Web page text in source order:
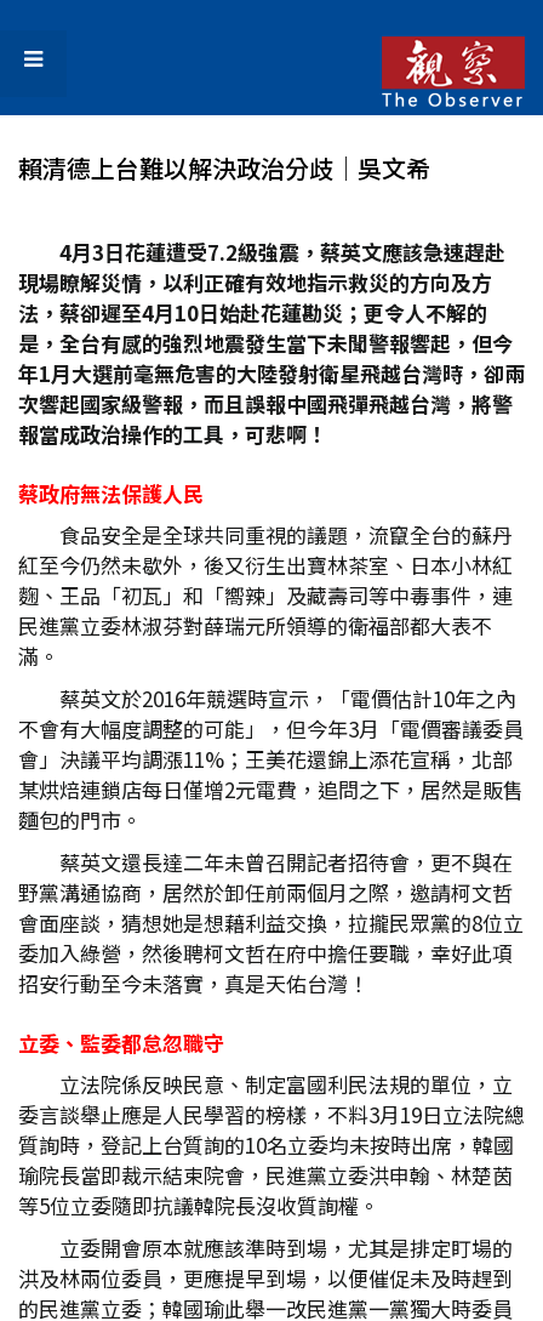
賴清德上台難以解決政治分歧│吳文希
4月3日花蓮遭受7.2級強震，蔡英文應該急速趕赴
現場瞭解災情，以利正確有效地指示救災的方向及方
法，蔡卻遲至4月10日始赴花蓮勘災；更令人不解的
是，全台有感的強烈地震發生當下未聞警報響起，但今
年1月大選前毫無危害的大陸發射衛星飛越台灣時，卻兩
次響起國家級警報，而且誤報中國飛彈飛越台灣，將警
報當成政治操作的工具，可悲啊！
蔡政府無法保護人民
食品安全是全球共同重視的議題，流竄全台的蘇丹
紅至今仍然未歇外，後又衍生出寶林茶室、日本小林紅
麴、王品「初瓦」和「嚮辣」及藏壽司等中毒事件，連
民進黨立委林淑芬對薛瑞元所領導的衛福部都大表不
滿。
蔡英文於2016年競選時宣示，「電價估計10年之內
不會有大幅度調整的可能」，但今年3月「電價審議委員
會」決議平均調漲11%；王美花還錦上添花宣稱，北部
某烘焙連鎖店每日僅增2元電費，追問之下，居然是販售
麵包的門市。
蔡英文還長達二年未曾召開記者招待會，更不與在
野黨溝通協商，居然於卸任前兩個月之際，邀請柯文哲
會面座談，猜想她是想藉利益交換，拉攏民眾黨的8位立
委加入綠營，然後聘柯文哲在府中擔任要職，幸好此項
招安行動至今未落實，真是天佑台灣！
立委、監委都怠忽職守
立法院係反映民意、制定富國利民法規的單位，立
委言談舉止應是人民學習的榜樣，不料3月19日立法院總
質詢時，登記上台質詢的10名立委均未按時出席，韓國
瑜院長當即裁示結束院會，民進黨立委洪申翰、林楚茵
等5位立委隨即抗議韓院長沒收質詢權。
立委開會原本就應該準時到場，尤其是排定盯場的
洪及林兩位委員，更應提早到場，以便催促未及時趕到
的民進黨立委；韓國瑜此舉一改民進黨一黨獨大時委員